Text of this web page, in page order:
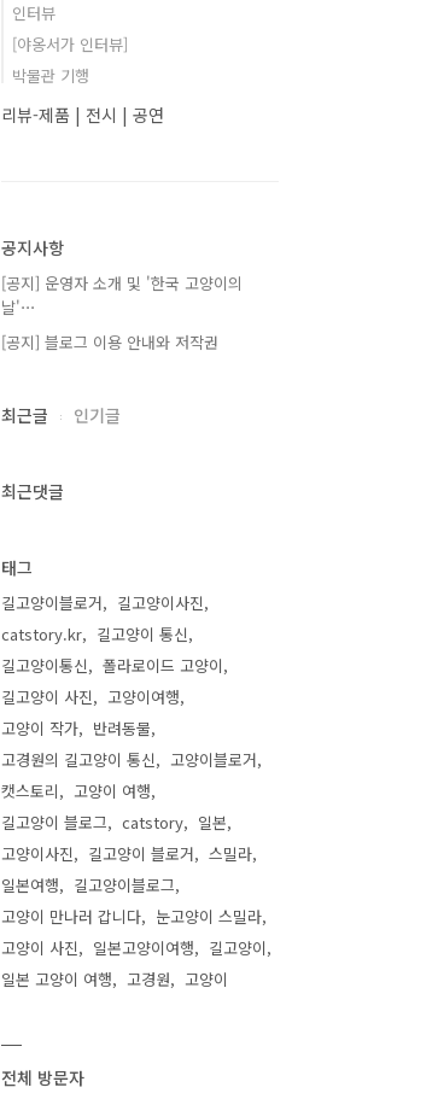
인터뷰
[야옹서가 인터뷰]
박물관 기행
리뷰-제품 | 전시 | 공연
공지사항
[공지] 운영자 소개 및 '한국 고양이의
날'⋯
[공지] 블로그 이용 안내와 저작권
최근글 인기글
최근댓글
태그
길고양이블로거
길고양이사진
catstory.kr
길고양이 통신
길고양이통신
폴라로이드 고양이
길고양이 사진
고양이여행
고양이 작가
반려동물
고경원의 길고양이 통신
고양이블로거
캣스토리
고양이 여행
길고양이 블로그
catstory
일본
고양이사진
길고양이 블로거
스밀라
일본여행
길고양이블로그
고양이 만나러 갑니다
눈고양이 스밀라
고양이 사진
일본고양이여행
길고양이
일본 고양이 여행
고경원 고양이
전체 방문자